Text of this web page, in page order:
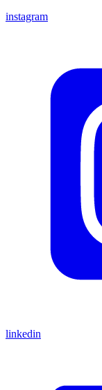
instagram
linkedin